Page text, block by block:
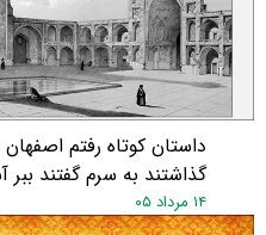
داستان کوتاه رفتم
گذاشتند به سرم گفتند ببر
۱۴ مرداد ۰۵